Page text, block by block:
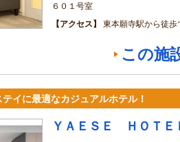
６０１号室
アクセス
東本願寺駅から徒歩
この施
イに最適なカジュアルホテル！
ＹＡＥＳＥ ＨＯＴＥ